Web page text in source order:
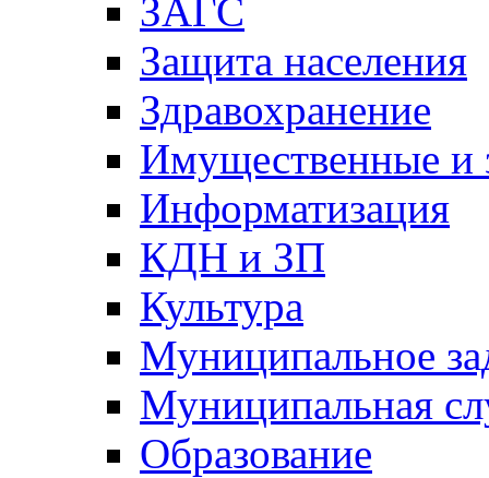
ЗАГС
Защита населения
Здравохранение
Имущественные и
Информатизация
КДН и ЗП
Культура
Муниципальное
Муниципальная
Образование